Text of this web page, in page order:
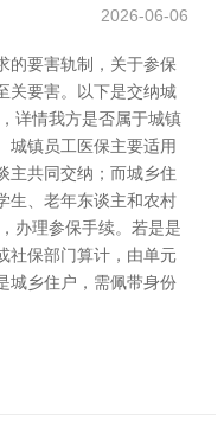
2026-06-06
的要害轨制，关于参保
关要害。以下是交纳城
详情我方是否属于城镇
城镇员工医保主要适用
主共同交纳；而城乡住
生、老年东谈主和农村
办理参保手续。若是是
社保部门算计，由单元
城乡住户，需佩带身份